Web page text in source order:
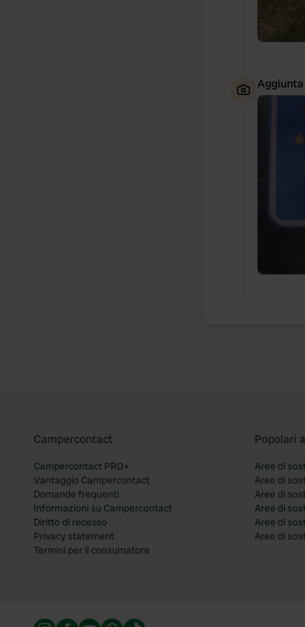
Campercontact
Campercontact PRO+
Vantaggio Campercontact
Domande frequenti
Informazioni su Campercontact
Diritto di recesso
Privacy statement
Termini per il consumatore
Popolari
Aree di
Aree di
Aree di
Aree di
Aree di
Aree di